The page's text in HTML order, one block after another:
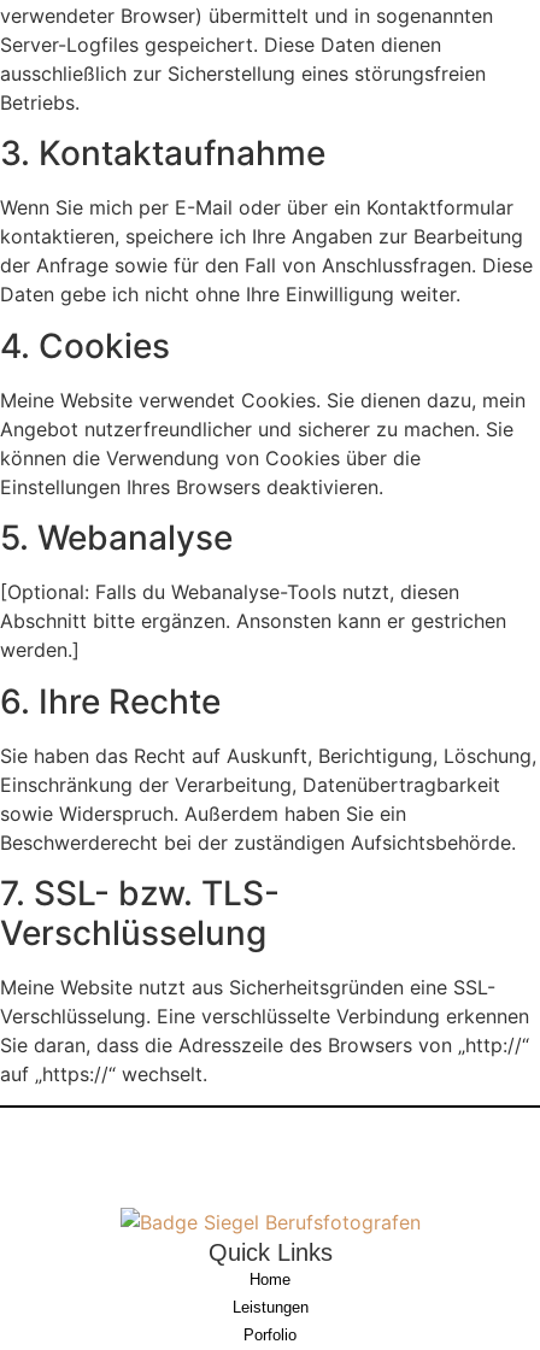
verwendeter Browser) übermittelt und in sogenannten
Server-Logfiles gespeichert. Diese Daten dienen
ausschließlich zur Sicherstellung eines störungsfreien
Betriebs.
3. Kontaktaufnahme
Wenn Sie mich per E-Mail oder über ein Kontaktformular
kontaktieren, speichere ich Ihre Angaben zur Bearbeitung
der Anfrage sowie für den Fall von Anschlussfragen. Diese
Daten gebe ich nicht ohne Ihre Einwilligung weiter.
4. Cookies
Meine Website verwendet Cookies. Sie dienen dazu, mein
Angebot nutzerfreundlicher und sicherer zu machen. Sie
können die Verwendung von Cookies über die
Einstellungen Ihres Browsers deaktivieren.
5. Webanalyse
[Optional: Falls du Webanalyse-Tools nutzt, diesen
Abschnitt bitte ergänzen. Ansonsten kann er gestrichen
werden.]
6. Ihre Rechte
Sie haben das Recht auf Auskunft, Berichtigung, Löschung,
Einschränkung der Verarbeitung, Datenübertragbarkeit
sowie Widerspruch. Außerdem haben Sie ein
Beschwerderecht bei der zuständigen Aufsichtsbehörde.
7. SSL- bzw. TLS-
Verschlüsselung
Meine Website nutzt aus Sicherheitsgründen eine SSL-
Verschlüsselung. Eine verschlüsselte Verbindung erkennen
Sie daran, dass die Adresszeile des Browsers von „http://“
auf „https://“ wechselt.
Quick Links
Home
Leistungen
Porfolio